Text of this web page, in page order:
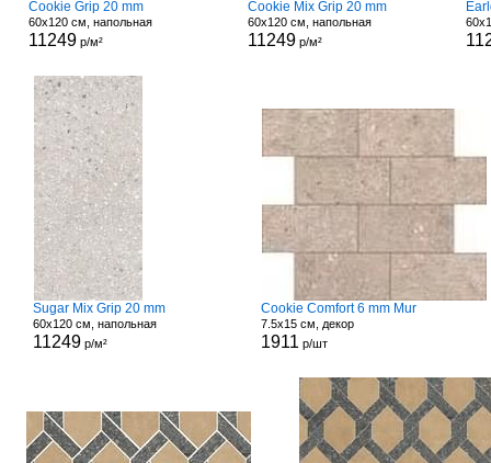
Cookie Grip 20 mm
60x120 см, напольная
11249 р/м²
Cookie Mix Grip 20 mm
60x120 см, напольная
11249р/м²
Sugar Mix Grip 20 mm
60x120 см, напольная
11249 р/м²
Cookie Comfort 6 mm Mur
7.5x15 см, декор
1911 р/шт